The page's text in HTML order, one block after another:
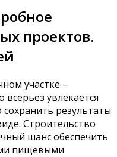
проектов.
участке –
увлекается
результаты
Строительство
шанс обеспечить
пищевыми